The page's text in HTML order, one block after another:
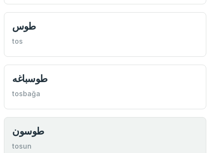
طوس
tos
طوسباغه
tosbağa
طوسون
tosun